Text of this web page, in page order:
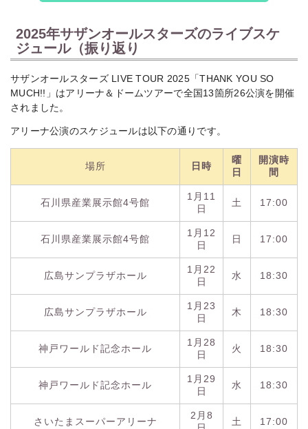
2025年サザンオールスターズのライブスケ
ジュール（振り返り
サザンオールスターズ LIVE TOUR 2025「THANK YOU SO
MUCH!!」はアリーナ＆ドームツアーで全国13箇所26公演を開催
されました。
アリーナ公演のスケジュールは以下の通りです。
場所 日時
曜
日
開演時
間
石川県産業展示館4号館
1月11
日
土 17:00
石川県産業展示館4号館
1月12
日
日 17:00
広島サンプラザホール
1月22
日
水 18:30
広島サンプラザホール
1月23
日
木 18:30
神戸ワールド記念ホール
1月28
日
火 18:30
神戸ワールド記念ホール
1月29
日
水 18:30
さいたまスーパーアリーナ
2月8
土 17:00